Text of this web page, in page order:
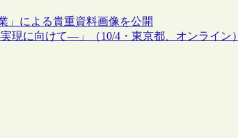
」による貴重資料画像を公開
現に向けて―」（10/4・東京都、オンライン）